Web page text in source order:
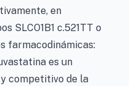
en
SLCO1B1 c.521TT o
farmacodinámicas:
es un
competitivo de la